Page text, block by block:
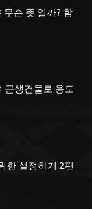
무슨 뜻 일까? 함
근생건물로 용도
한 설정하기 2편